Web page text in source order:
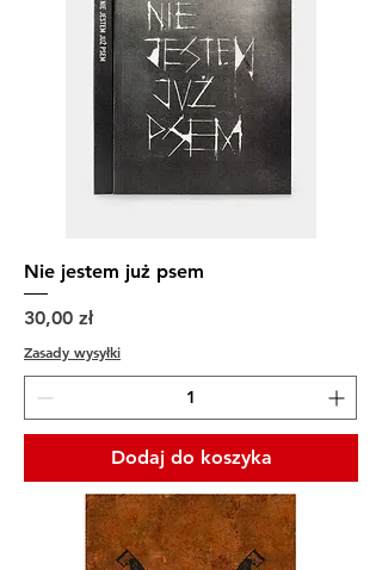
Nie jestem już psem
Cena
30,00 zł
Zasady wysyłki
Dodaj do koszyka